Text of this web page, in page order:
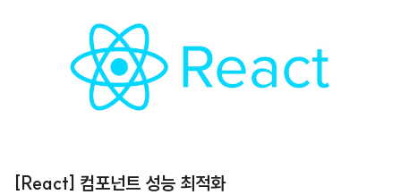
또한 브라우저에서 JSX나 최신 자바스크립트 문법 등이 문제없이 잘 실행될
수 있도록 트랜스파일링 하는 작업도 해 주어야 한다. 일반적으로 이러한 작업
은 웹팩(webpack)에서 담당하며, 웹팩을 따로 설정해 주지 않으면 프로젝트
의 모든 자바스크립트 파일은 하나의 파일로 합쳐지고, CSS 역시 하나의 파일
[React] 컴포넌트 성능 최적화